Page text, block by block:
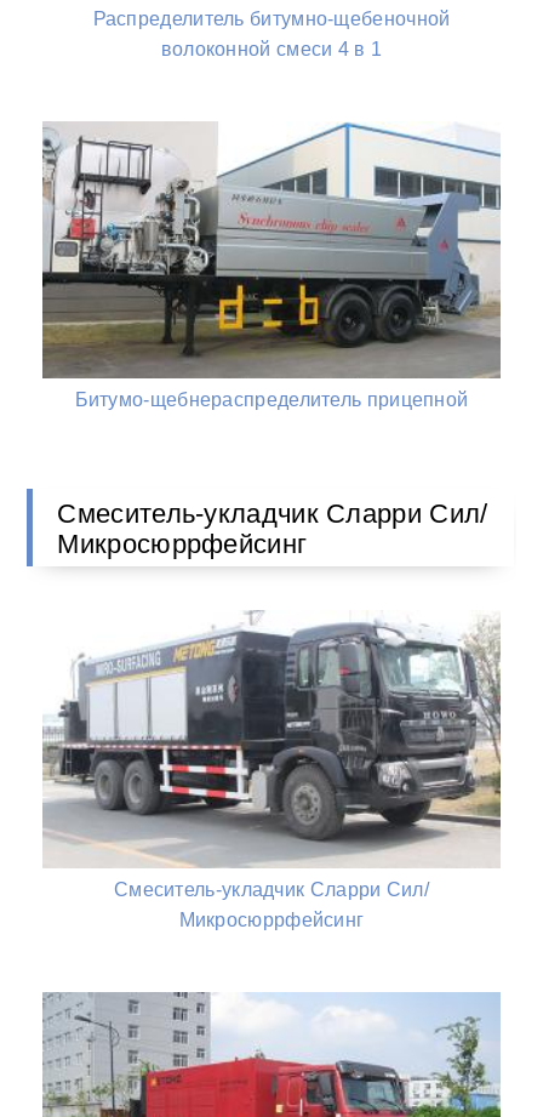
Распределитель битумно-щебеночной
волоконной смеси 4 в 1
Битумо-щебнераспределитель прицепной
Смеситель-укладчик Сларри Сил/
Микросюррфейсинг
Смеситель-укладчик Сларри Сил/
Микросюррфейсинг